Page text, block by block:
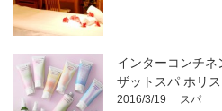
インターコンチ
ザットスパ ホリ
2016/3/19 スパ